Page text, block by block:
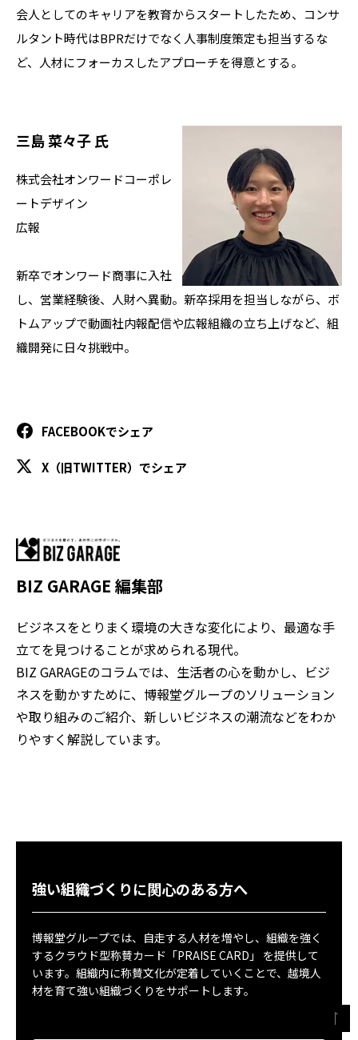
会人としてのキャリアを教育からスタートしたため、コンサ
ルタント時代はBPRだけでなく人事制度策定も担当するな
ど、人材にフォーカスしたアプローチを得意とする。
三島 菜々子 氏
株式会社オンワードコーポレ
ートデザイン
広報
新卒でオンワード商事に入社
し、営業経験後、人財へ異動。新卒採用を担当しながら、ボ
トムアップで動画社内報配信や広報組織の立ち上げなど、組
織開発に日々挑戦中。
FACEBOOKでシェア
X（旧TWITTER）でシェア
BIZ GARAGE 編集部
ビジネスをとりまく環境の大きな変化により、最適な手
立てを見つけることが求められる現代。
BIZ GARAGEのコラムでは、生活者の心を動かし、ビジ
ネスを動かすために、博報堂グループのソリューション
や取り組みのご紹介、新しいビジネスの潮流などをわか
りやすく解説しています。
強い組織づくりに関心のある方へ
博報堂グループでは、自走する人材を増やし、組織を強く
するクラウド型称賛カード「PRAISE CARD」 を提供して
います。組織内に称賛文化が定着していくことで、越境人
材を育て強い組織づくりをサポートします。